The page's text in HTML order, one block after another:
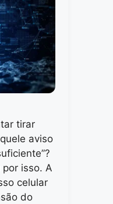
tirar
aviso
isso. A
celular
do